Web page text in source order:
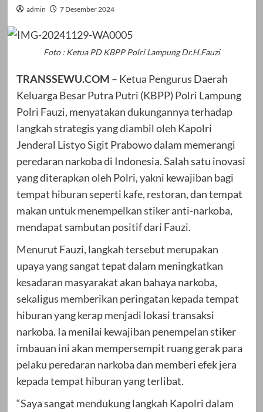
admin 7 Desember 2024
Foto : Ketua PD KBPP Polri Lampung Dr.H.Fauzi
TRANSSEWU.COM – Ketua Pengurus Daerah
Keluarga Besar Putra Putri (KBPP) Polri Lampung
Polri Fauzi, menyatakan dukungannya terhadap
langkah strategis yang diambil oleh Kapolri
Jenderal Listyo Sigit Prabowo dalam memerangi
peredaran narkoba di Indonesia. Salah satu inovasi
yang diterapkan oleh Polri, yakni kewajiban bagi
tempat hiburan seperti kafe, restoran, dan tempat
makan untuk menempelkan stiker anti-narkoba,
mendapat sambutan positif dari Fauzi.
Menurut Fauzi, langkah tersebut merupakan
upaya yang sangat tepat dalam meningkatkan
kesadaran masyarakat akan bahaya narkoba,
sekaligus memberikan peringatan kepada tempat
hiburan yang kerap menjadi lokasi transaksi
narkoba. Ia menilai kewajiban penempelan stiker
imbauan ini akan mempersempit ruang gerak para
pelaku peredaran narkoba dan memberi efek jera
kepada tempat hiburan yang terlibat.
“Saya sangat mendukung langkah Kapolri dalam